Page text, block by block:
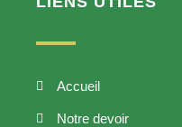
Accueil
Notre devoir